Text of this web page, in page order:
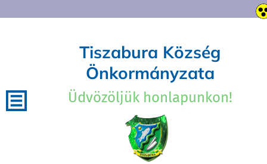
Tiszabura Község
Önkormányzata
Üdvözöljük honlapunkon!